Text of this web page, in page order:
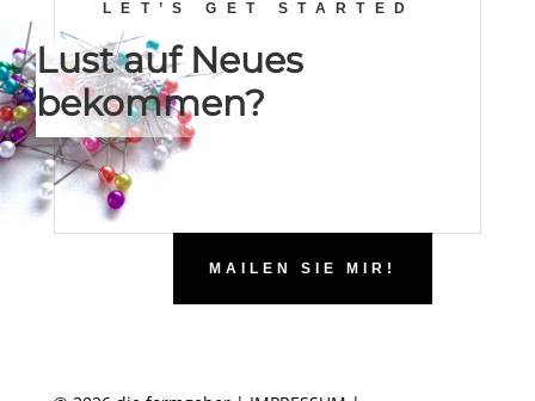
LET’S GET STARTED
Lust auf Neues
bekommen?
MAILEN SIE MIR!